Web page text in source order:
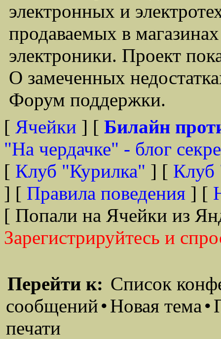
электронных и
продаваемых в
электроники. Проект
О замеченных
Форум поддержки.
[ Ячейки ] [ Билайн
"На чердачке" - блог
[ Клуб "Курилка" ] [ Клуб
] [ Правила поведения ] [
[ Попали на Ячейки из
Зарегистрируйтесь и
Перейти к: Список
сообщений•Новая тема•
печати